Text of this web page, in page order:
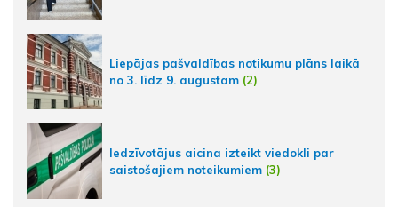
Liepājas pašvaldības notikumu plāns laikā
no 3. līdz 9. augustam (2)
Iedzīvotājus aicina izteikt viedokli par
saistošajiem noteikumiem (3)